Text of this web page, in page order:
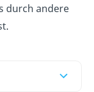
durch andere